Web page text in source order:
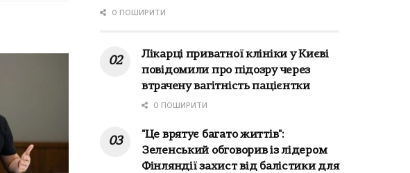
0 ПОШИРИТИ
Лікарці приватної клініки у Києві
повідомили про підозру через
втрачену вагітність пацієнтки
0 ПОШИРИТИ
"Це врятує багато життів":
Зеленський обговорив із лідером
Фінляндії захист від балістики для